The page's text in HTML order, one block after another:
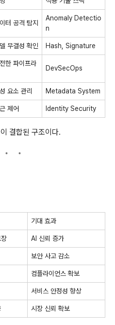
터 공격 탐지
Anomaly Detectio
n
무결성 확인 Hash, Signature
한 파이프라
DevSecOps
요소 관리 Metadata System
제어 Identity Security
결합된 구조이다.
기대 효과
AI 신뢰 증가
보안 사고 감소
컴플라이언스 확보
서비스 안정성 향상
시장 신뢰 확보